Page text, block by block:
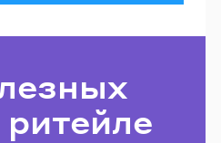
ритейле